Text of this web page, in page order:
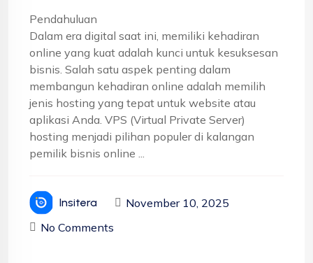
Pendahuluan
Dalam era digital saat ini, memiliki kehadiran
online yang kuat adalah kunci untuk kesuksesan
bisnis. Salah satu aspek penting dalam
membangun kehadiran online adalah memilih
jenis hosting yang tepat untuk website atau
aplikasi Anda. VPS (Virtual Private Server)
hosting menjadi pilihan populer di kalangan
pemilik bisnis online ...
Insitera
November 10, 2025
No Comments